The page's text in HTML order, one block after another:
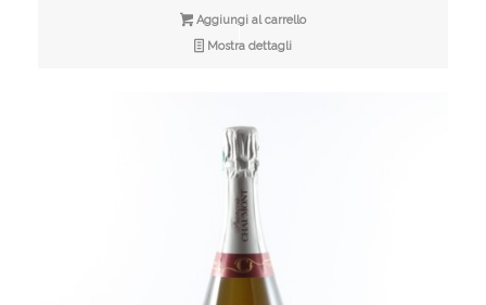
Aggiungi al carrello
Mostra dettagli